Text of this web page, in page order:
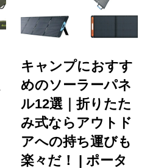
キャンプにおすす
めのソーラーパネ
ル12選｜折りたた
み式ならアウトド
アへの持ち運びも
楽々だ！ | ポータ